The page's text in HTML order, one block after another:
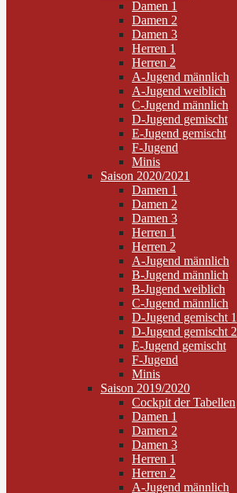
Damen 1
Damen 2
Damen 3
Herren 1
Herren 2
A-Jugend männlich
A-Jugend weiblich
C-Jugend männlich
D-Jugend gemischt
E-Jugend gemischt
F-Jugend
Minis
Saison 2020/2021
Damen 1
Damen 2
Damen 3
Herren 1
Herren 2
A-Jugend männlich
B-Jugend männlich
B-Jugend weiblich
C-Jugend männlich
D-Jugend gemischt 1
D-Jugend gemischt 2
E-Jugend gemischt
F-Jugend
Minis
Saison 2019/2020
Cockpit der Tabellen
Damen 1
Damen 2
Damen 3
Herren 1
Herren 2
A-Jugend männlich